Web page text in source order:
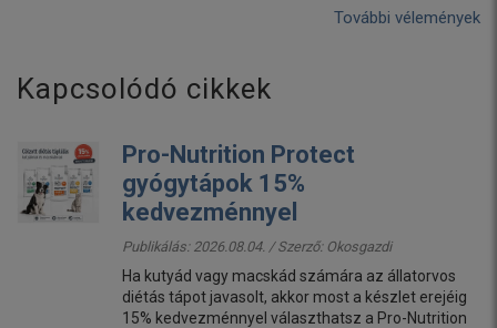
További vélemények
Kapcsolódó cikkek
Pro-Nutrition Protect
gyógytápok 15%
kedvezménnyel
Publikálás: 2026.08.04. / Szerző: Okosgazdi
Ha kutyád vagy macskád számára az állatorvos
diétás tápot javasolt, akkor most a készlet erejéig
15% kedvezménnyel választhatsz a Pro-Nutrition